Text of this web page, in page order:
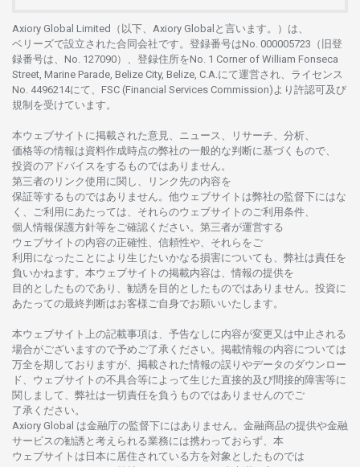
Axiory Global Limited（以下、Axiory Globalと言います。）は、
ベリーズで設立さ れた合同会社です。 登録番号はNo. 000005723（旧登
録番号は、No. 127090）、 登録住所をNo. 1 Corner of William Fonseca
Street, Marine Parade, Belize City, Belize, C.A.にて運営さ れ、 ライセンス
No. 4496214にて、FSC (Financial Services Commission)より 許認可及び
規制を受けています。
本ウェブサイトに掲載さ れた意見、ニュース、リサーチ、分析、
価格等の情報は資料作成時点の弊社の一般的な判断に基づくもので、
投資のアドバイスをするものではありません。
第三者の リンク使用に関し、 リンク先の内容を
保証等するものではありません。 他ウェブサイトは弊社の監督下にはな
く、 ご利用にあたっては、 それらのウェブサイトのご利用条件、
個人情報保護方針等をご確認ください。 第三者が運営する
ウェブサイトの内容の正確性、信頼性や、それらをご
利用になったことにより 生じたいかなる損害についても、 弊社は責任を
負いかねます。 本ウェブサイトの掲載内容は、 情報の提供を
目的としたものであり、 勧誘を 目的としたものではありません。 投資に
あたっての最終判断はお客様ご自身でお願いいたします。
本ウェブサイト 上の記載事項は、 予告なしに内容が変更又は中止さ れる
場合がございますので予めご了承ください。 掲載情報の内容については
万全を期しておりますが、 掲載さ れた情報の誤りやデータのダウンロー
ド、 ウェブサイトの不具合等によって生じた 直接的及び間接的障害等に
関し まして、 弊社は一切責任を負うものではありませんのでご
了承ください。
Axiory Global は金融庁の監督下にはありません。 金融商品の提供や金融
サービスの勧誘と 考えられる業務には携わっておらず、 本
ウェブサイトは 日本に居住さ れている方を対象としたものでは